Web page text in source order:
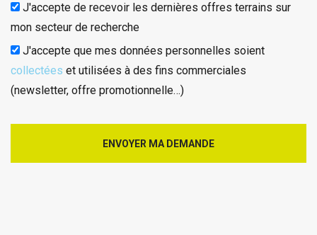
J'accepte de recevoir les dernières offres terrains sur
mon secteur de recherche
J'accepte que mes données personnelles soient
collectées et utilisées à des fins commerciales
(newsletter, offre promotionnelle…)
ENVOYER MA DEMANDE